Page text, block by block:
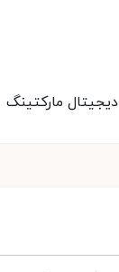
دیجیتال مارکتینگ